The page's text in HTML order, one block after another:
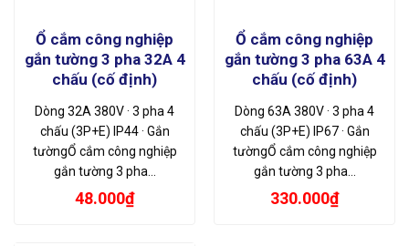
Ổ cắm công nghiệp
gắn tường 3 pha 32A 4
chấu (cố định)
Dòng 32A 380V · 3 pha 4
chấu (3P+E) IP44 · Gắn
tườngỔ cắm công nghiệp
gắn tường 3 pha…
48.000₫
Ổ cắm công nghiệp
gắn tường 3 pha 63A 4
chấu (cố định)
Dòng 63A 380V · 3 pha 4
chấu (3P+E) IP67 · Gắn
tườngỔ cắm công nghiệp
gắn tường 3 pha…
330.000₫